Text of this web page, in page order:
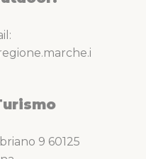
9 60125